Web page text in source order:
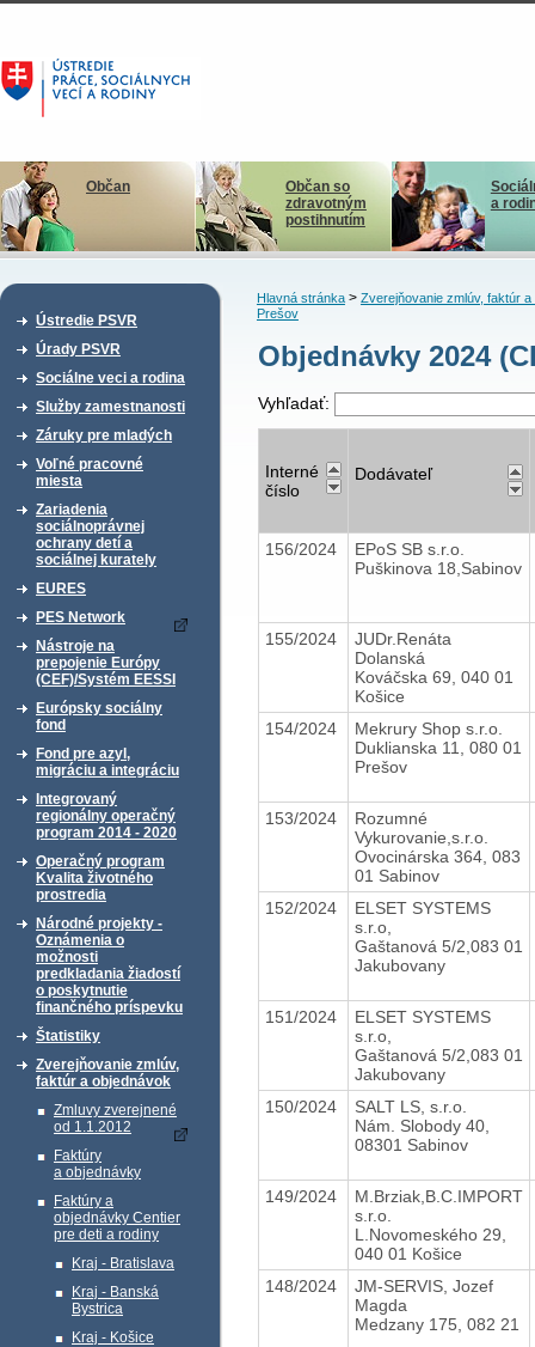
Občan
Občan so
zdravotným
postihnutím
a
Ústredie PSVR
Úrady PSVR
Sociálne veci a rodina
Služby zamestnanosti
Záruky pre mladých
Voľné pracovné
miesta
Zariadenia
sociálnoprávnej
ochrany detí a
sociálnej kurately
EURES
PES Network
Nástroje na
prepojenie Európy
(CEF)/Systém EESSI
Európsky sociálny
fond
Fond pre azyl,
migráciu a integráciu
Integrovaný
regionálny operačný
program 2014 - 2020
Operačný program
Kvalita životného
prostredia
Národné projekty -
Oznámenia o
možnosti
predkladania žiadostí
o poskytnutie
finančného príspevku
Štatistiky
Zverejňovanie zmlúv,
faktúr a objednávok
Zmluvy zverejnené
od 1.1.2012
Faktúry
a objednávky
Faktúry a
objednávky Centier
pre deti a rodiny
Kraj - Bratislava
Kraj - Banská
Bystrica
Kraj - Košice
Hlavná stránka> Zverejňovanie zmlúv, faktúr a
Prešov
Objednávky 2024
Vyhľadať:
Interné
číslo
Dodávateľ
156/2024
EPoS SB s.r.o.
Puškinova 18,Sabinov
155/2024
JUDr.Renáta
Dolanská
Kováčska 69, 040 01
Košice
154/2024
Mekrury Shop s.r.o.
Duklianska 11, 080 01
Prešov
153/2024
Rozumné
Vykurovanie,s.r.o.
Ovocinárska 364, 083
01 Sabinov
152/2024
ELSET SYSTEMS
s.r.o,
Gaštanová 5/2,083 01
Jakubovany
151/2024
ELSET SYSTEMS
s.r.o,
Gaštanová 5/2,083 01
Jakubovany
150/2024
SALT LS, s.r.o.
Nám. Slobody 40,
08301 Sabinov
149/2024
M.Brziak,B.C.IMPORT
s.r.o.
L.Novomeského 29,
040 01 Košice
148/2024
JM-SERVIS, Jozef
Magda
Medzany 175, 082 21